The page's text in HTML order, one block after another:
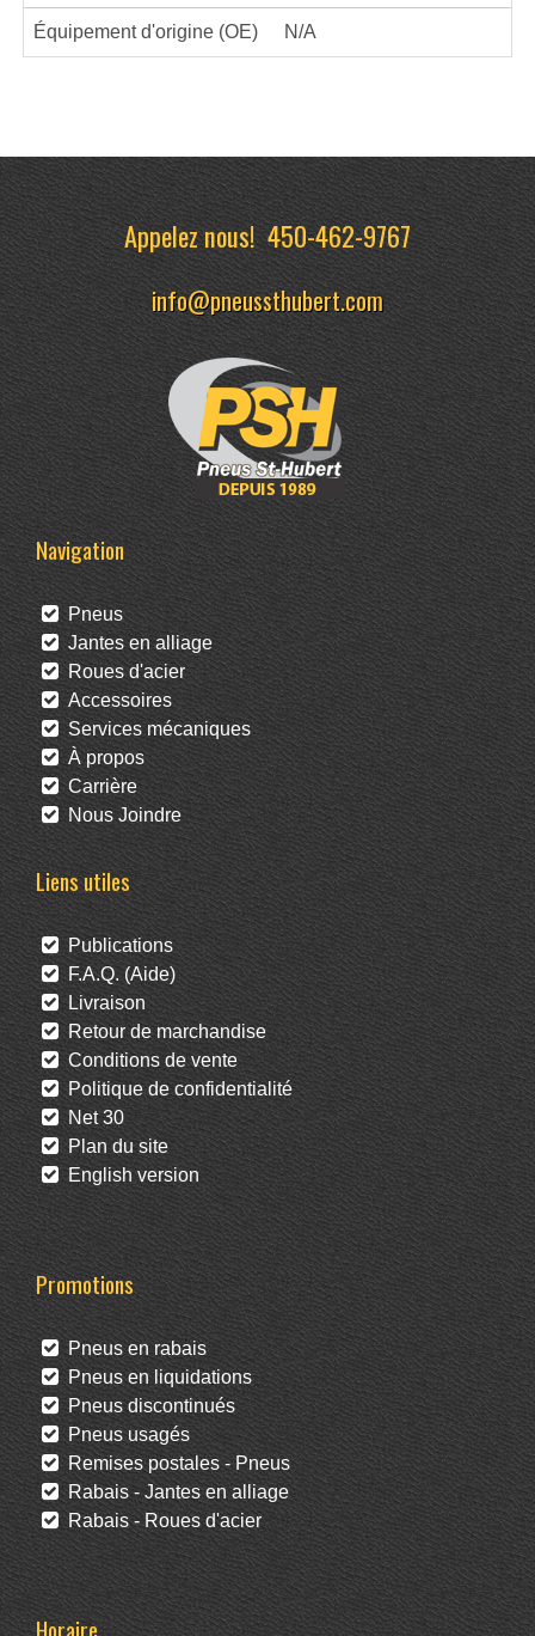
Équipement d'origine (OE) N/A
Appelez nous!450-462-9767
info@pneussthubert.com
Navigation
Pneus
Jantes en alliage
Roues d'acier
Accessoires
Services mécaniques
À propos
Carrière
Nous Joindre
Liens utiles
Publications
F.A.Q. (Aide)
Livraison
Retour de marchandise
Conditions de vente
Politique de confidentialité
Net 30
Plan du site
English version
Promotions
Pneus en rabais
Pneus en liquidations
Pneus discontinués
Pneus usagés
Remises postales - Pneus
Rabais - Jantes en alliage
Rabais - Roues d'acier